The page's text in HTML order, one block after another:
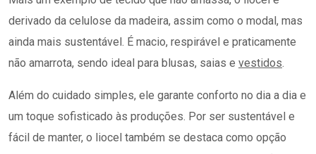
derivado da celulose da madeira, assim como o modal, mas
ainda mais sustentável. É macio, respirável e praticamente
não amarrota, sendo ideal para blusas, saias e vestidos.
Além do cuidado simples, ele garante conforto no dia a dia e
um toque sofisticado às produções. Por ser sustentável e
fácil de manter, o liocel também se destaca como opção